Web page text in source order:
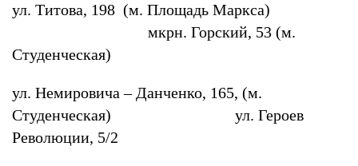
ул. Титова, 198 (м. Площадь Маркса)
мкрн. Горский, 53 (м.
Студенческая)
ул. Немировича – Данченко, 165, (м.
Студенческая) ул. Героев
Революции, 5/2